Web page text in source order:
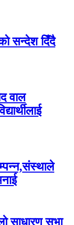
सन्देश दिँदै
वाल
साधारण सभा